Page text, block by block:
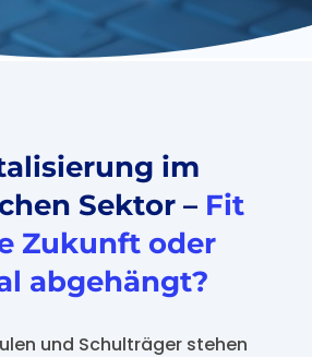
im
Sektor –Fit
Zukunft oder
abgehängt?
und Schulträger stehen